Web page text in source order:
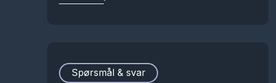
Spørsmål & svar